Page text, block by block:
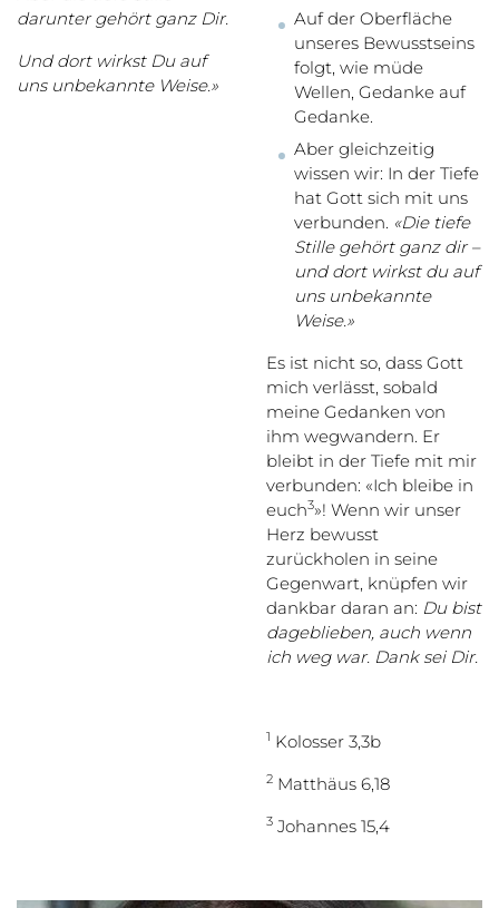
darunter gehört ganz Dir.
Und dort wirkst Du auf
uns unbekannte Weise.»
Auf der Oberfläche
unseres Bewusstseins
folgt, wie müde
Wellen, Gedanke auf
Gedanke.
Aber gleichzeitig
wissen wir: In der Tiefe
hat Gott sich mit uns
verbunden. «Die tiefe
Stille gehört ganz dir –
und dort wirkst du auf
uns unbekannte
Weise.»
Es ist nicht so, dass Gott
mich verlässt, sobald
meine Gedanken von
ihm wegwandern. Er
bleibt in der Tiefe mit mir
verbunden: «Ich bleibe in
euch3»! Wenn wir unser
Herz bewusst
zurückholen in seine
Gegenwart, knüpfen wir
dankbar daran an: Du bist
dageblieben, auch wenn
ich weg war. Dank sei Dir.
1 Kolosser 3,3b
2 Matthäus 6,18
3 Johannes 15,4